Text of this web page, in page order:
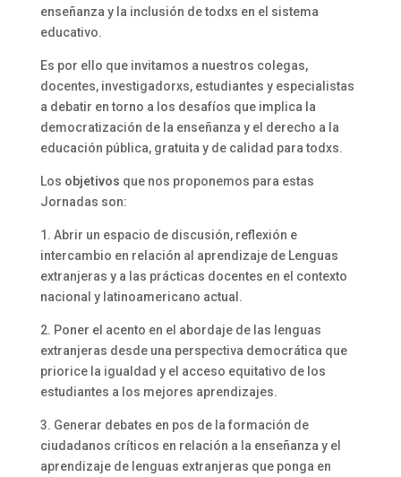
enseñanza y la inclusión de todxs en el sistema
educativo.
Es por ello que invitamos a nuestros colegas,
docentes, investigadorxs, estudiantes y especialistas
a debatir en torno a los desafíos que implica la
democratización de la enseñanza y el derecho a la
educación pública, gratuita y de calidad para todxs.
Los objetivos que nos proponemos para estas
Jornadas son:
1. Abrir un espacio de discusión, reflexión e
intercambio en relación al aprendizaje de Lenguas
extranjeras y a las prácticas docentes en el contexto
nacional y latinoamericano actual.
2. Poner el acento en el abordaje de las lenguas
extranjeras desde una perspectiva democrática que
priorice la igualdad y el acceso equitativo de los
estudiantes a los mejores aprendizajes.
3. Generar debates en pos de la formación de
ciudadanos críticos en relación a la enseñanza y el
aprendizaje de lenguas extranjeras que ponga en